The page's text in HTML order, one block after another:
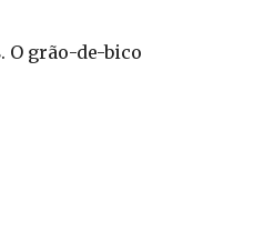
. O grão-de-bico